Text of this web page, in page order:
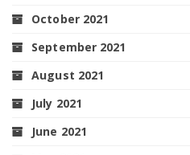
October 2021
September 2021
August 2021
July 2021
June 2021